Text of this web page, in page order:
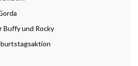
Buffy und Rocky